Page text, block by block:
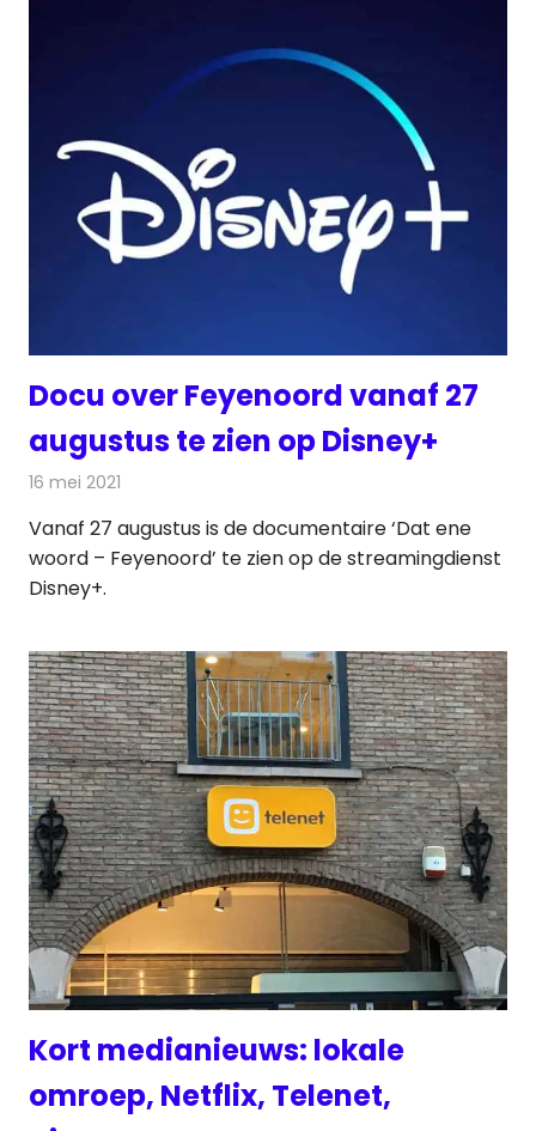
Docu over Feyenoord vanaf 27
augustus te zien op Disney+
16 mei 2021
Vanaf 27 augustus is de documentaire ‘Dat ene
woord – Feyenoord’ te zien op de streamingdienst
Disney+.
Kort medianieuws: lokale
omroep, Netflix, Telenet,